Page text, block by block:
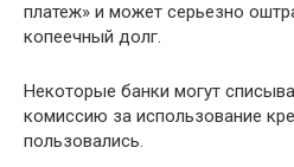
платеж» и может серьезно
копеечный долг.
Некоторые банки могут
комиссию за использование
пользовались.